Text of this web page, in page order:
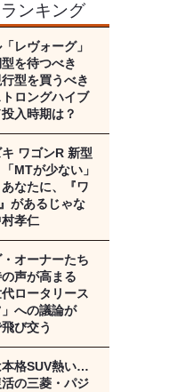
ンキング
レヴォーグ」
を待つべき
型を買うべき
ロングハイブ
入時期は？
キ ワゴンR 新型
MTが少ない」
なたに、『ワ
があるじゃな
孝仁
オーナーたち
声が高まる
代ロータリース
への議論が
び交う
本格SUV熱い…
の三菱・パジ